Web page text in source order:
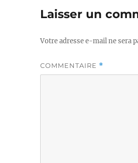
Laisser un
Votre adresse e-mail ne sera
COMMENTAIRE *